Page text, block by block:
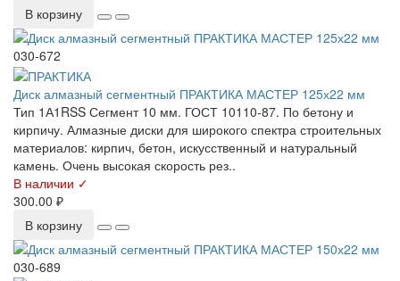
В корзину
030-672
Диск алмазный сегментный ПРАКТИКА МАСТЕР 125х22 мм
Тип 1А1RSS Сегмент 10 мм. ГОСТ 10110-87. По бетону и
кирпичу. Алмазные диски для широкого спектра строительных
материалов: кирпич, бетон, искусственный и натуральный
камень. Очень высокая скорость рез..
В наличии ✓
300.00 ₽
В корзину
030-689